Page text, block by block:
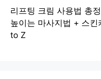
리프팅 크림 사용법 총
높이는 마사지법 + 스킨
to Z